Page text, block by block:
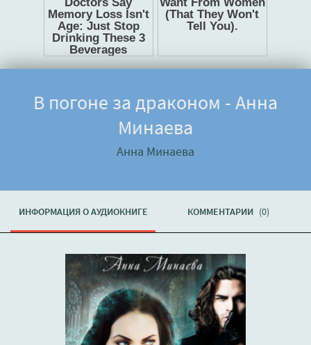
В погоне за драконом - Анна
Минаева
Анна Минаева
ИНФОРМАЦИЯ О АУДИОКНИГЕ КОММЕНТАРИИ (0)